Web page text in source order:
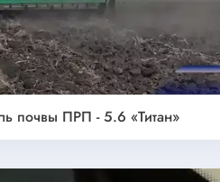
почвы ПРП - 5.6 «Титан»‎